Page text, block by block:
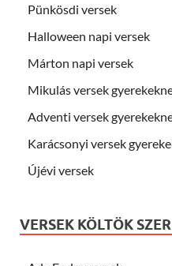
Pünkösdi versek
Halloween napi versek
Márton napi versek
Mikulás versek
Adventi versek
Karácsonyi versek
Újévi versek
VERSEK KÖLTÖK